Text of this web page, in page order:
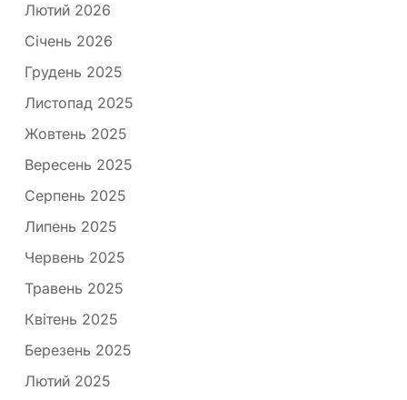
Лютий 2026
Січень 2026
Грудень 2025
Листопад 2025
Жовтень 2025
Вересень 2025
Серпень 2025
Липень 2025
Червень 2025
Травень 2025
Квітень 2025
Березень 2025
Лютий 2025